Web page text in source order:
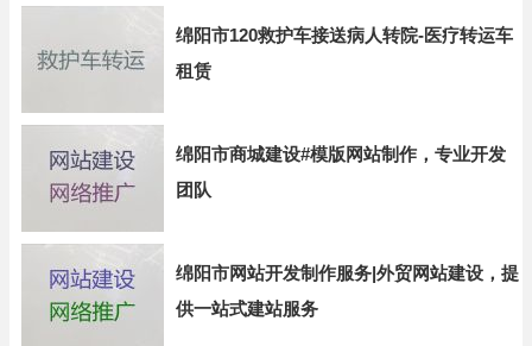
绵阳市120救护车接送病人转院-医疗转运车
租赁
绵阳市商城建设#模版网站制作，专业开发
团队
绵阳市网站开发制作服务|外贸网站建设，提
供一站式建站服务